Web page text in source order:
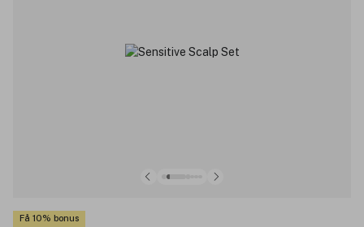
Få 10% bonus